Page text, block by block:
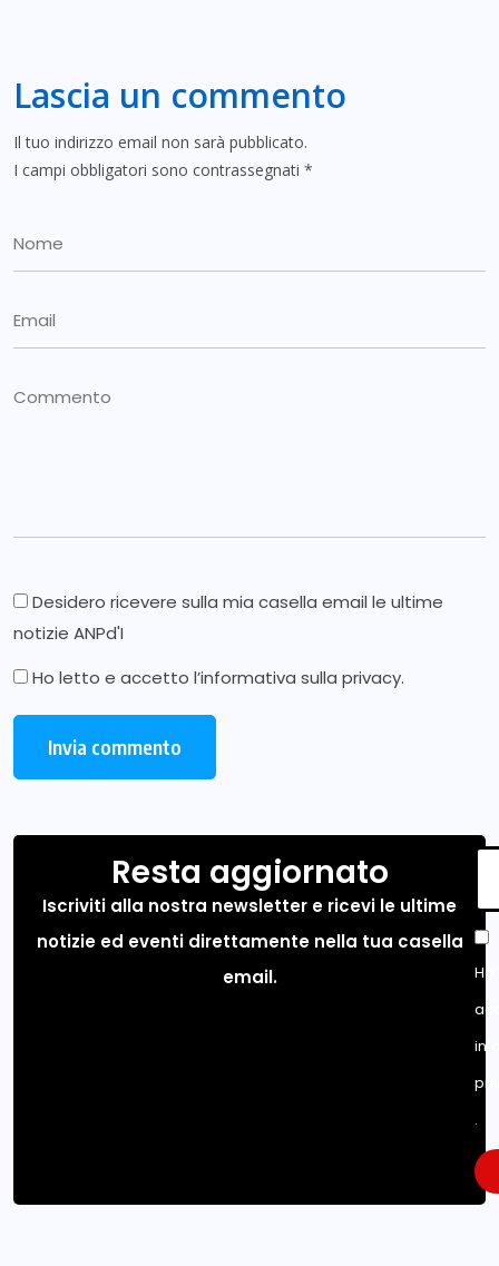
Lascia un commento
Il tuo indirizzo email non sarà pubblicato.
I campi obbligatori sono contrassegnati *
Desidero ricevere sulla mia casella email le ultime
notizie ANPd'I
Ho letto e accetto l’informativa sulla privacy.
Resta aggiornato
Iscriviti alla nostra newsletter e ricevi le ultime
notizie ed eventi direttamente nella tua casella
email.
.